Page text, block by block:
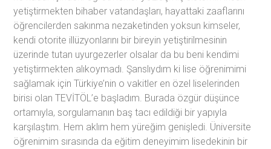
yetiştirmekten bihaber vatandaşları, hayattaki zaaflarını
öğrencilerden sakınma nezaketinden yoksun kimseler,
kendi otorite illüzyonlarını bir bireyin yetiştirilmesinin
üzerinde tutan uyurgezerler olsalar da bu beni kendimi
yetiştirmekten alıkoymadı. Şanslıydım ki lise öğrenimimi
sağlamak için Türkiye’nin o vakitler en özel liselerinden
birisi olan TEVİTÖL’e başladım. Burada özgür düşünce
ortamıyla, sorgulamanın baş tacı edildiği bir yapıyla
karşılaştım. Hem aklım hem yüreğim genişledi. Üniversite
öğrenimim sırasında da eğitim deneyimim lisedekinin bir